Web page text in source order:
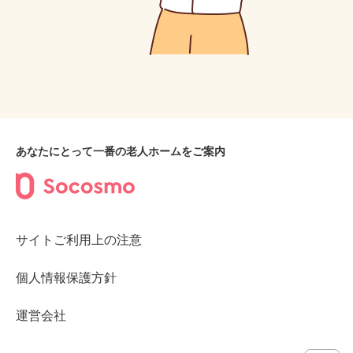
あなたにとって一番の老人ホームをご案内
サイトご利用上の注意
個人情報保護方針
運営会社